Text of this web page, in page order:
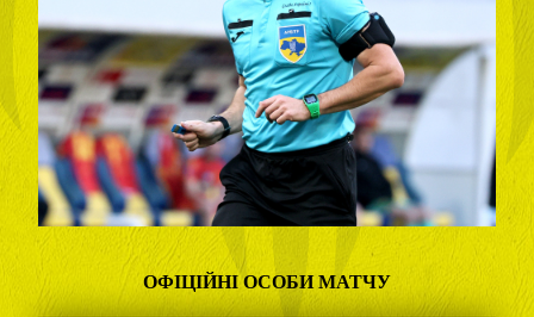
ОФІЦІЙНІ ОСОБИ МАТЧУ